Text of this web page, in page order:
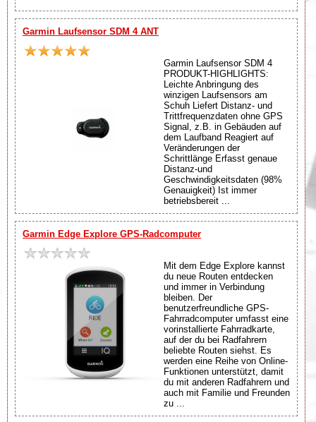
Garmin Laufsensor SDM 4 ANT
Garmin Laufsensor SDM 4
PRODUKT-HIGHLIGHTS:
Leichte Anbringung des
winzigen Laufsensors am
Schuh Liefert Distanz- und
Trittfrequenzdaten ohne GPS
Signal, z.B. in Gebäuden auf
dem Laufband Reagiert auf
Veränderungen der
Schrittlänge Erfasst genaue
Distanz-und
Geschwindigkeitsdaten (98%
Genauigkeit) Ist immer
betriebsbereit ...
Garmin Edge Explore GPS-Radcomputer
Mit dem Edge Explore kannst
du neue Routen entdecken
und immer in Verbindung
bleiben. Der
benutzerfreundliche GPS-
Fahrradcomputer umfasst eine
vorinstallierte Fahrradkarte,
auf der du bei Radfahrern
beliebte Routen siehst. Es
werden eine Reihe von Online-
Funktionen unterstützt, damit
du mit anderen Radfahrern und
auch mit Familie und Freunden
zu ...